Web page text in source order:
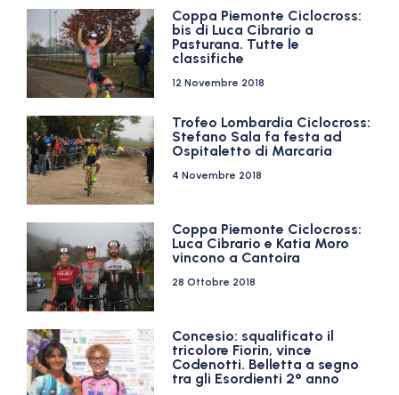
Coppa Piemonte Ciclocross:
bis di Luca Cibrario a
Pasturana. Tutte le
classifiche
12 Novembre 2018
Trofeo Lombardia Ciclocross:
Stefano Sala fa festa ad
Ospitaletto di Marcaria
4 Novembre 2018
Coppa Piemonte Ciclocross:
Luca Cibrario e Katia Moro
vincono a Cantoira
28 Ottobre 2018
Concesio: squalificato il
tricolore Fiorin, vince
Codenotti. Belletta a segno
tra gli Esordienti 2° anno